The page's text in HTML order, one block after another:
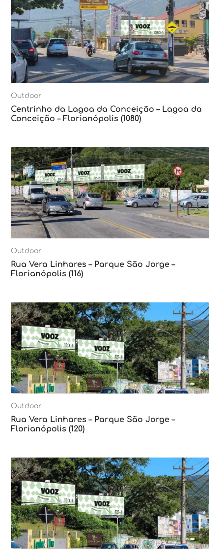
Outdoor
Centrinho da Lagoa da Conceição – Lagoa da
Conceição – Florianópolis (1080)
Outdoor
Rua Vera Linhares – Parque São Jorge –
Florianópolis (116)
Outdoor
Rua Vera Linhares – Parque São Jorge –
Florianópolis (120)